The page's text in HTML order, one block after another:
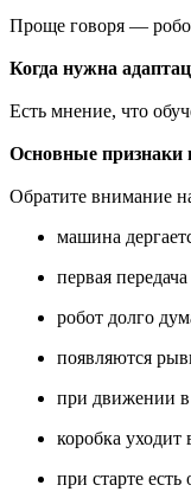
Проще говоря —
Когда нужна
Есть мнение, что
Основные признаки
Обратите внимание
машина
первая
робот долго
появляются
при движении
коробка уходит
при старте